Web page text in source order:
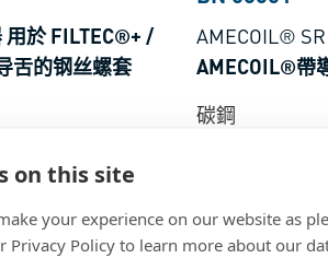
on this site
your experience on our website as
Privacy Policy to learn more about our
於 FILTEC®+ /
舌的钢丝螺套
AMECOIL® SR
AMECOIL®帶
碳鋼